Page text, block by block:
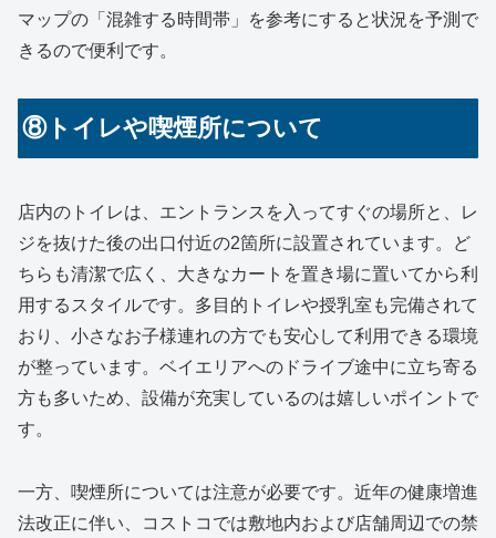
マップの「混雑する時間帯」を参考にすると状況を予測で
きるので便利です。
⑧トイレや喫煙所について
店内のトイレは、エントランスを入ってすぐの場所と、レ
ジを抜けた後の出口付近の2箇所に設置されています。ど
ちらも清潔で広く、大きなカートを置き場に置いてから利
用するスタイルです。多目的トイレや授乳室も完備されて
おり、小さなお子様連れの方でも安心して利用できる環境
が整っています。ベイエリアへのドライブ途中に立ち寄る
方も多いため、設備が充実しているのは嬉しいポイントで
す。
一方、喫煙所については注意が必要です。近年の健康増進
法改正に伴い、コストコでは敷地内および店舗周辺での禁